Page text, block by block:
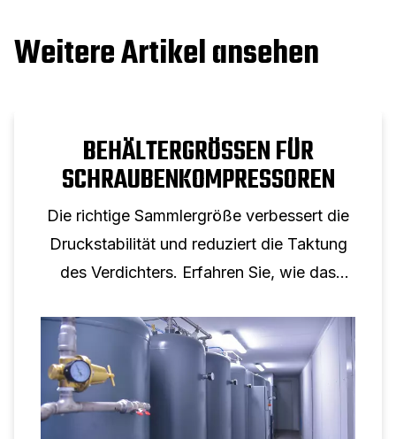
Weitere Artikel ansehen
BEHÄLTERGRÖSSEN FÜR S
CHRAUBENKOMPRESSOREN
Die richtige Sammlergröße verbessert die
Druckstabilität und reduziert die Taktung
des Verdichters. Erfahren Sie, wie das
Schraubenkompressoren unterstützt.